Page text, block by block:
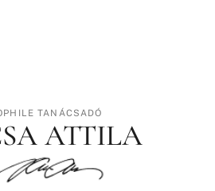
TANÁCSADÓ
ATTILA